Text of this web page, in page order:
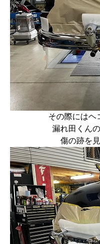
その際にはヘ
漏れ田くん
傷の跡を